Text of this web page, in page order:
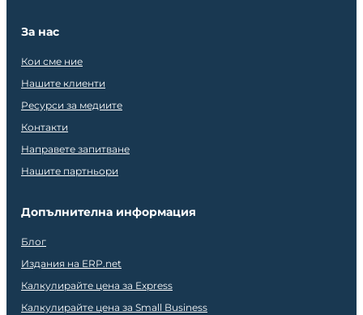
За нас
Кои сме ние
Нашите клиенти
Ресурси за медиите
Контакти
Направете запитване
Нашите партньори
Допълнителна информация
Блог
Издания на ERP.net
Калкулирайте цена за Express
Калкулирайте цена за Small Business